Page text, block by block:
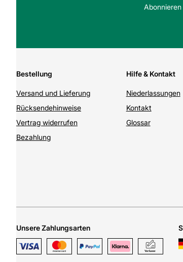
Bestellung
Versand und Lieferung
Rücksendehinweise
Vertrag widerrufen
Bezahlung
Hilfe & Kontakt
Niederlassungen
Kontakt
Glossar
Unsere Zahlungsarten